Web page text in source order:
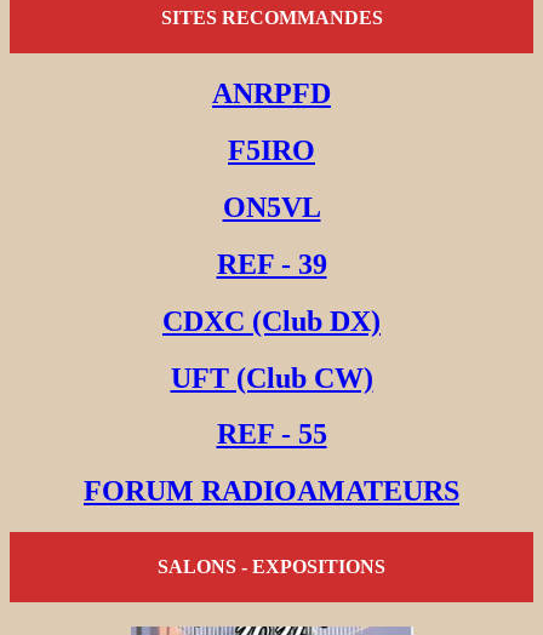
SITES RECOMMANDES
ANRPFD
F5IRO
ON5VL
REF - 39
CDXC (Club DX)
UFT (Club CW)
REF - 55
FORUM RADIOAMATEURS
SALONS - EXPOSITIONS